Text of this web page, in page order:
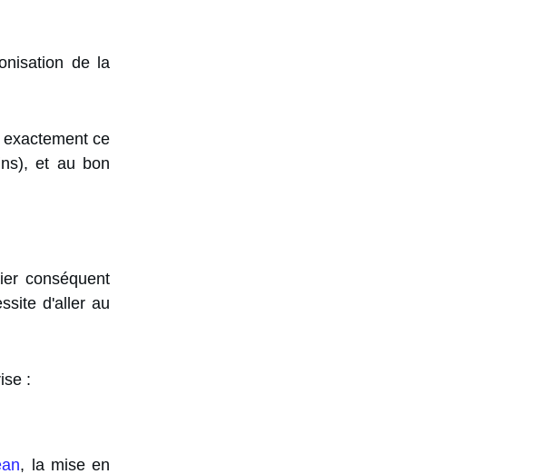
de la
ce
et au bon
conséquent
d'aller au
:
, la mise en